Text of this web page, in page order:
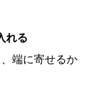
れる
端に寄せるか